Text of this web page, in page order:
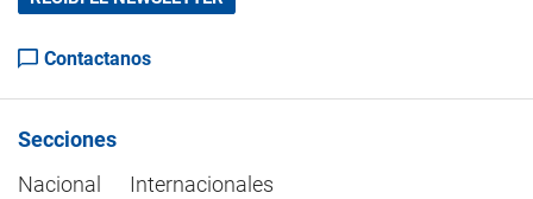
Contactanos
Secciones
Nacional
Internacionales